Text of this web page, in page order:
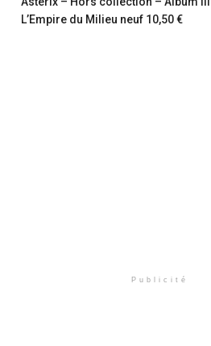
L’Empire du Milieu neuf 10,50 €
Publicité